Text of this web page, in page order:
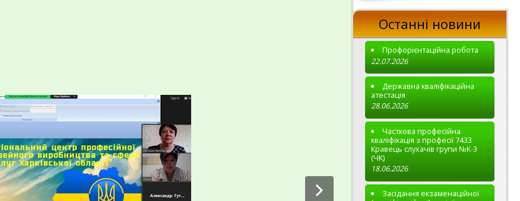
Останні новини
Профорієнтаційна робота
22.07.2026
Державна кваліфікаційна
атестація
28.06.2026
Часткова професійна
кваліфікація з професії 7433
Кравець слухачів групи №К-3
(ЧК)
18.06.2026
Засідання екзаменаційної